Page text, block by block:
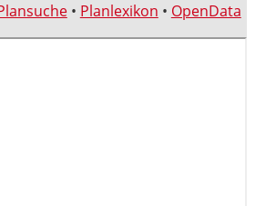
• Planlexikon • OpenData